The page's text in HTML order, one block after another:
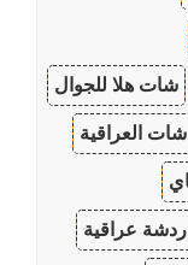
شات هلا للجوال
شات العراقية
عراقية